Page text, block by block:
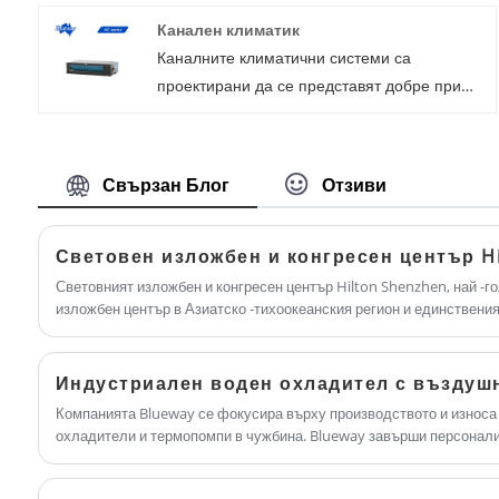
сгради, хотели, кооперации, училища и
много други. Допълнителна функция за
отопление, охлаждане и топла вода.
Канален климатик
Каналните климатични системи са
проектирани да се представят добре при
четири сезона. С екологично чист хладилен
агент R410a, опция за включване /
изключване и инверторен тип,
персонализираната поръчка е приемлива
поради изпреварващия капацитет за
научноизследователска и развойна дейност
от компанията Blueway. Като
да ви предоставим въздуховодни
климатици. И ние ще ви предложим най-
доброто следпродажбено обслужване и
навременна доставка.
Свързан Блог Отзиви
Световен изложбен и конгресен център
Световният изложбен и конгресен център Hilton Shenzhen, най -
изложбен център в Азиатско -тихоокеанския регион и
Индустриален воден охладител с
Компанията Blueway се фокусира върху производството и
охладители и термопомпи в чужбина. Blueway завърши
преминал инспекцията на място от трета страна на BV.